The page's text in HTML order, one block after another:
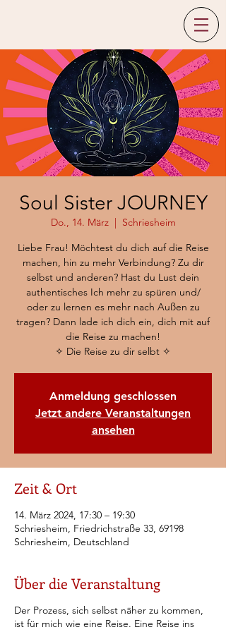
Soul Sister JOURNEY
Do., 14. März
  |
Schriesheim
Liebe Frau! Möchtest du dich auf die Reise
machen, hin zu mehr Verbindung? Zu dir
selbst und anderen? Hast du Lust dein
authentisches Ich mehr zu spüren und/
oder zu lernen es mehr nach Außen zu
tragen? Dann lade ich dich ein, dich mit auf
die Reise zu machen!
✧ Die Reise zu dir selbt ✧
Anmeldung geschlossen
Jetzt andere Veranstaltungen
ansehen
Zeit & Ort
14. März 2024, 17:30 – 19:30
Schriesheim, Friedrichstraße 33, 69198
Schriesheim, Deutschland
Über die Veranstaltung
Der Prozess, sich selbst näher zu kommen,
ist für mich wie eine Reise. Eine Reise ins